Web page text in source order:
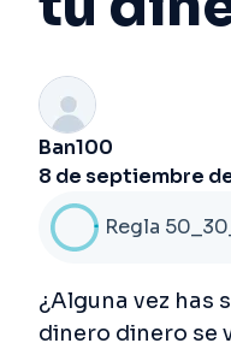
Ban100
8 de septiembre
Regla
¿Alguna vez has
dinero dinero se